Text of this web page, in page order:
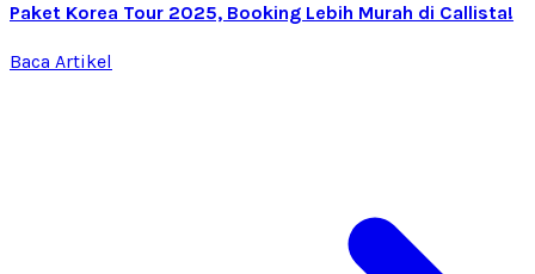
Paket Korea Tour 2025, Booking Lebih Murah di Callista!
Baca Artikel